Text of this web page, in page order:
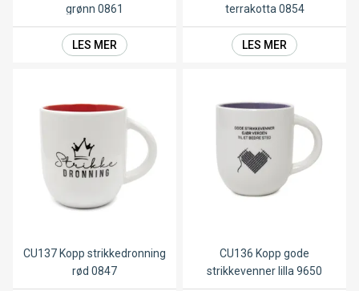
grønn 0861
LES MER
terrakotta 0854
LES MER
CU137 Kopp strikkedronning
rød 0847
CU136 Kopp gode
strikkevenner lilla 9650